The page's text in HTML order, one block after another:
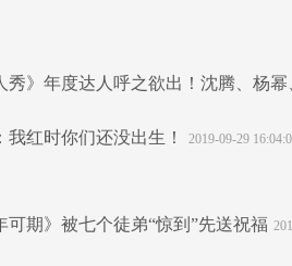
秀》年度达人呼之欲出！沈腾、杨
我红时你们还没出生！ 2019-09-29
可期》被七个徒弟“惊到”先送祝福